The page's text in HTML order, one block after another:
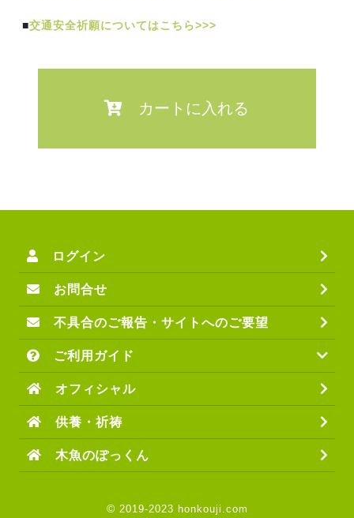
■交通安全祈願についてはこちら>>>
カートに入れる
ログイン
お問合せ
不具合のご報告・サイトへのご要望
ご利用ガイド
オフィシャル
供養・祈祷
木魚のぽっくん
© 2019-2023 honkouji.com